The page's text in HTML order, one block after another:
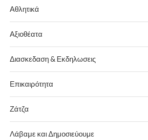
Αθλητικά
Αξιοθέατα
Διασκεδαση & Εκδηλωσεις
Επικαιρότητα
Ζάτζα
Λάβαμε και Δημοσιεύουμε